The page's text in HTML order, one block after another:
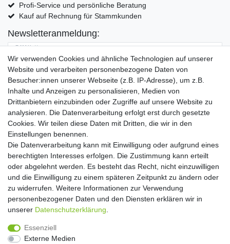
Profi-Service und persönliche Beratung
Kauf auf Rechnung für Stammkunden
Newsletteranmeldung:
E-MAIL **
Hiermit bestätige ich, dass ich die Daten­schutz­erklärung
Einwilligung kann ich jederzeit widerrufen.**
Abonnieren
** Hierbei handelt es sich um ein Pflichtfeld.
Widerrufs­recht Widerrufs­formular Impressum
Daten­schutz­erklärung AGB Kontakt
Wir verwenden Cookies und ähnliche Technologien auf unserer
Website und verarbeiten personenbezogene Daten von
Besucher:innen unserer Webseite (z.B. IP-Adresse), um z.B.
Inhalte und Anzeigen zu personalisieren, Medien von
Drittanbietern einzubinden oder Zugriffe auf unsere Website zu
analysieren. Die Datenverarbeitung erfolgt erst durch gesetzte
Cookies. Wir teilen diese Daten mit Dritten, die wir in den
Einstellungen benennen.
Die Datenverarbeitung kann mit Einwilligung oder aufgrund eines
berechtigten Interesses erfolgen. Die Zustimmung kann erteilt
oder abgelehnt werden. Es besteht das Recht, nicht einzuwilligen
und die Einwilligung zu einem späteren Zeitpunkt zu ändern oder
zu widerrufen. Weitere Informationen zur Verwendung
personenbezogener Daten und den Diensten erklären wir in
unserer Daten­schutz­erklärung
Essenziell
Externe Medien
Copyright 2016 | Dekushop.de | Alle Rechte vorbehalten. |
Angebote gelten nur für Industrie, Handel, Handwerk und